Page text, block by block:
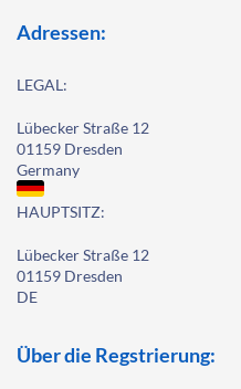
Adressen:
LEGAL:
Lübecker Straße 12
01159 Dresden
Germany
HAUPTSITZ:
Lübecker Straße 12
01159 Dresden
DE
Über die Regstrierung: